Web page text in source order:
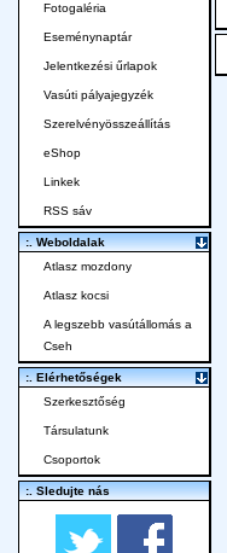
Fotogaléria
Eseménynaptár
Jelentkezési űrlapok
Vasúti pályajegyzék
Szerelvényösszeállítás
eShop
Linkek
RSS sáv
:. Weboldalak
Atlasz mozdony
Atlasz kocsi
A legszebb vasútállomás a
Cseh
:. Elérhetőségek
Szerkesztőség
Társulatunk
Csoportok
:. Sledujte nás